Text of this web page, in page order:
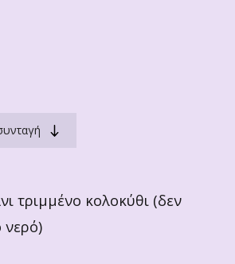
τριμμένο κολοκύθι (δεν
νερό)